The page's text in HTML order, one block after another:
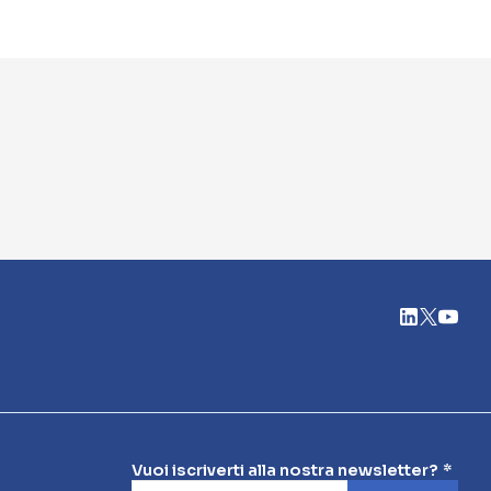
Vuoi iscriverti alla nostra newsletter?